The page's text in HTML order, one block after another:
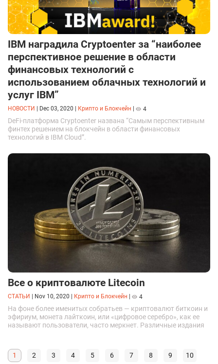
IBM наградила Cryptoenter за “наиболее
перспективное решение в области
финансовых технологий с
использованием облачных технологий и
услуг IBM”
НОВОСТИ Dec 03, 2020 Крипто и Блокчейн 4
DeFi-платформа Cryptoenter названа “Самым перспективным
финтех решением на блокчейн в области финансовых
технологий в IBM Cloud”.
Все о криптовалюте Litecoin
СТАТЬИ Nov 10, 2020 Крипто и Блокчейн 4
На фоне более именитых собратьев — криптовалют биткоин и
эфириум, монета лайткоин, или «цифровое серебро», как ее
называют пользователи, часто меркнет. Различные издания
1 2 3 4 5 6 7 8 9 10